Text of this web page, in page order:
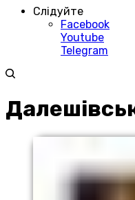
Слідуйте
Facebook
Youtube
Telegram